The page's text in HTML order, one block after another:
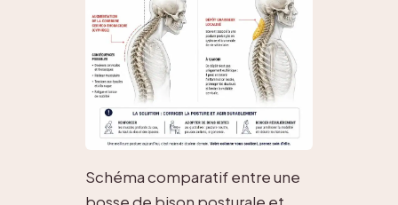
Schéma comparatif entre une
bosse de bison posturale et